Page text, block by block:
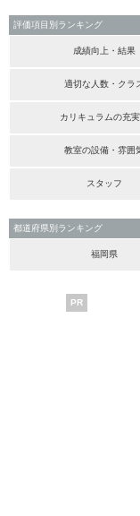
評価項目別ランキング
成績向上・結果
適切な人数・クラ
カリキュラムの充
教室の設備・雰囲
スタッフ
都道府県別ランキング
福岡県
PR